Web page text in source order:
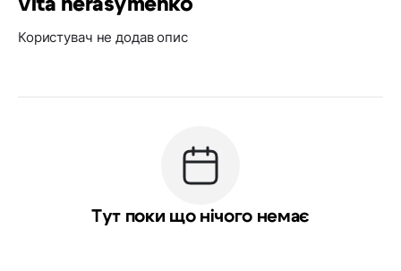
vita herasymenko
Користувач не додав опис
Тут поки що нічого немає